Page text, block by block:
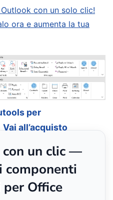
con un solo clic!
ora e aumenta la tua
per
Vai all’acquisto
un clic —
Office